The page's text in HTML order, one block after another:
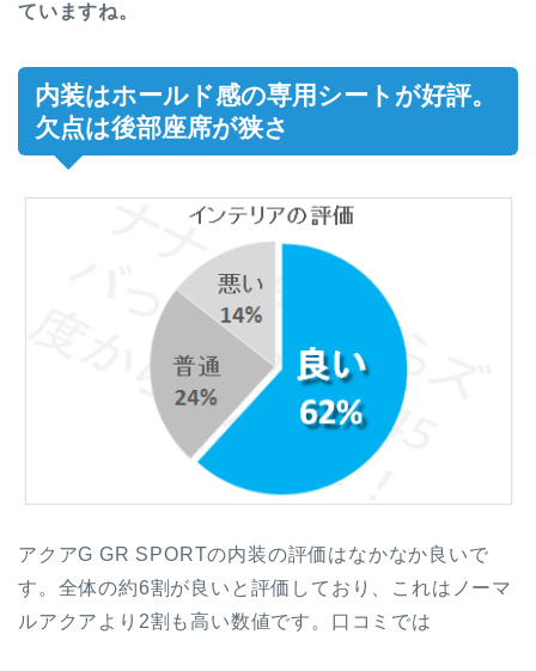
ていますね。
内装はホールド感の専用シートが好評。
欠点は後部座席が狭さ
アクアG GR SPORTの内装の評価はなかなか良いで
す。全体の約6割が良いと評価しており、これはノーマ
ルアクアより2割も高い数値です。口コミでは